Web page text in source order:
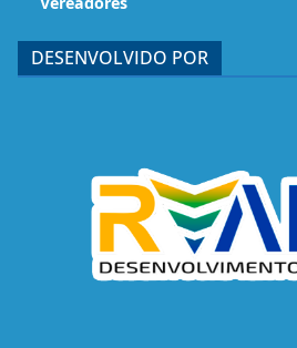
DESENVOLVIDO POR